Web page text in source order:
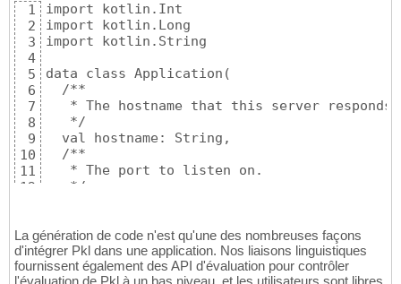
17
18
19
20
21
22
23
24
25
26
27
31
32
33
   */
  public final int port;
   * The environment to deploy to.
   */
public final @NonNull Environment
  /**
* The database connection for this
   */
@Named("environment") @NonNull
@Named("database") @NonNull Database
    this.hostname = hostname;
1
2
3
4
5
6
7
8
9
10
11
12
15
16
17
import kotlin.Int
import kotlin.Long
import kotlin.String
data class Application(
  /**
* The hostname that this server responds
   */
  val hostname: String,
  /**
   * The port to listen on.
   */
   * The environment to deploy to.
   */
  val environment: Environment,
La génération de code n'est qu'une des nombreuses façons
d'intégrer Pkl dans une application. Nos liaisons linguistiques
fournissent également des API d'évaluation pour contrôler